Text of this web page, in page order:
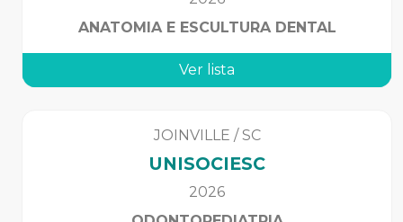
ANATOMIA E ESCULTURA DENTAL
Ver lista
JOINVILLE /SC
UNISOCIESC
2026